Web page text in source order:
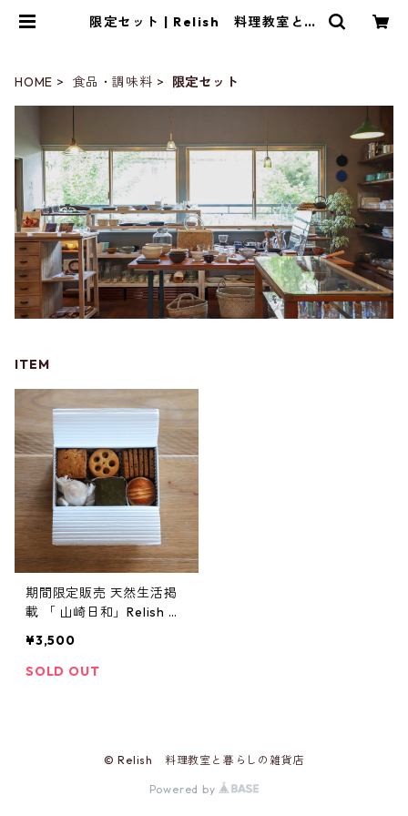
限定セット | Relish 料理教室と暮
HOME 食品・調味料 限定セット
ITEM
期間限定販売 天然生活掲
載 「 山崎日和」Relish Gr
ッキー缶
¥3,500
SOLD OUT
© Relish 料理教室と暮らしの雑貨店
Powered by